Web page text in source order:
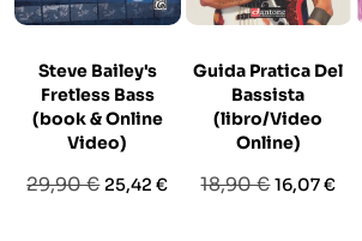
Steve Bailey's
Fretless Bass
(book & Online
Video)
Prezzo
29,90 € Prezzo
25,42 €
Guida Pratica Del
Bassista
(libro/Video
Online)
Prezzo
18,90 €Prezzo
16,07 €